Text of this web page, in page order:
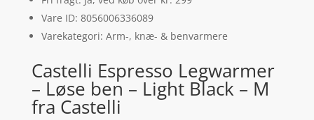
Vare ID: 8056006336089
Varekategori: Arm-, knæ- & benvarmere
Castelli Espresso Legwarmer
– Løse ben – Light Black – M
fra Castelli